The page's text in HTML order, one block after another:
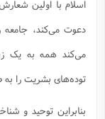
اسلام با اولین
دعوت می‌کند،
می‌کند همه به یک
توده‌های بشریت را
بنابراین توحید و